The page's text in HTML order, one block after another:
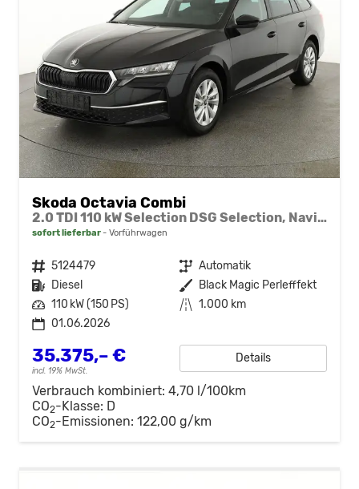
Skoda Octavia Combi
2.0 TDI 110 kW Selection DSG Selection, Navi, Pano, AHK, Teilleder, 5-J Garantie
sofort lieferbar Vorführwagen
Fahrzeugnr. 5124479 Getriebe Automatik
Kraftstoff Diesel Außenfarbe Black Magic Perlefffekt
Leistung 110 kW (150 PS) Kilometerstand 1.000 km
01.06.2026
35.375,– €
incl. 19% MwSt.
Details
Verbrauch kombiniert: 4,70 l/100km
CO2-Klasse: D
CO2-Emissionen: 122,00 g/km